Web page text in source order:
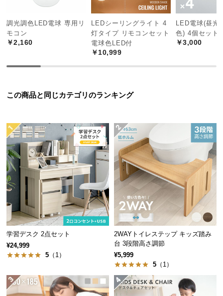
商
品
つ
小
型
商
品
送
に
つ
い
て
開
梱
位置をお好みの方向に調節することができます。
左右360°
調光調色LED電球 専用リ
モコン
￥2,160
LEDシーリングライト 4
灯タイプ リモコンセット
電球色LED付
￥10,999
LED電球(昼光
色) 4個セット
￥3,000
この商品と同じカテゴリのランキング
学習デスク 2点セット
¥24,999
5 （1）
2WAYトイレステップ キッズ踏み
台 3段階高さ調節
¥5,999
5 （1）